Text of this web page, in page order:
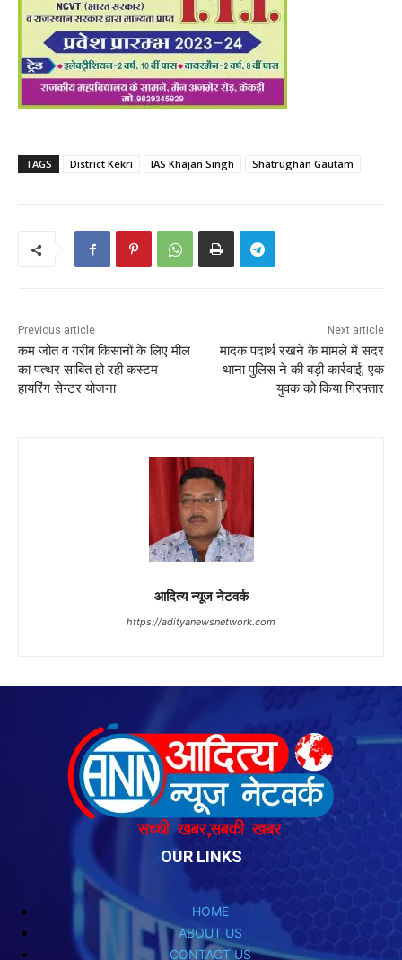
OUR LINKS
HOME
ABOUT US
CONTACT US